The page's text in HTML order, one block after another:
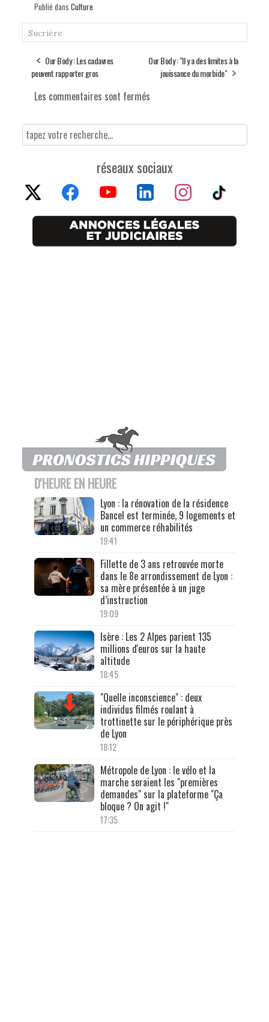
Publié dans Culture
Sucrière
Our Body : Les cadavres
peuvent rapporter gros
Our Body : "Il y a des limites à la
jouissance du morbide"
Les commentaires sont fermés
réseaux sociaux
D'HEURE EN HEURE
Lyon : la rénovation de la résidence
Bancel est terminée, 9 logements et
un commerce réhabilités
19:41
Fillette de 3 ans retrouvée morte
dans le 8e arrondissement de Lyon :
sa mère présentée à un juge
d’instruction
19:09
Isère : Les 2 Alpes parient 135
millions d'euros sur la haute
altitude
18:45
"Quelle inconscience" : deux
individus filmés roulant à
trottinette sur le périphérique près
de Lyon
18:12
Métropole de Lyon : le vélo et la
marche seraient les "premières
demandes" sur la plateforme "Ça
bloque ? On agit !"
17:35